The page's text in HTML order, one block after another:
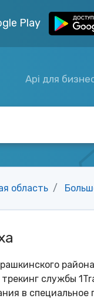
Play
Api для
область
службы
в специальное